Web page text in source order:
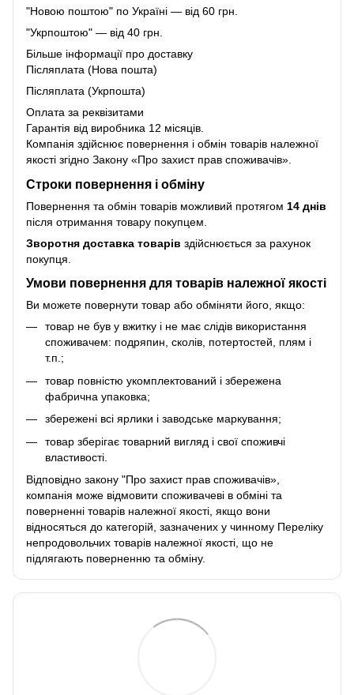
"Новою поштою" по Україні — від 60 грн.
"Укрпоштою" — від 40 грн.
Більше інформації про доставку
Післяплата (Нова пошта)
Післяплата (Укрпошта)
Оплата за реквізитами
Гарантія від виробника 12 місяців.
Компанія здійснює повернення і обмін товарів належної
якості згідно Закону «Про захист прав споживачів»
Строки повернення і обміну
Повернення та обмін товарів можливий протягом 14 днів
після отримання товару покупцем.
Зворотня доставка товарів здійснюється за рахунок
покупця.
Умови повернення для товарів належної якості
Ви можете повернути товар або обміняти його, якщо:
товар не був у вжитку і не має слідів використання
споживачем: подряпин, сколів, потертостей, плям і
т.п.;
товар повністю укомплектований і збережена
фабрична упаковка;
збережені всі ярлики і заводське маркування;
товар зберігає товарний вигляд і свої споживчі
властивості.
Відповідно закону "Про захист прав споживачів»
компанія може відмовити споживачеві в обміні та
поверненні товарів належної якості, якщо вони
відносяться до категорій, зазначених у чинному Переліку
непродовольчих товарів належної якості, що не
підлягають поверненню та обміну.